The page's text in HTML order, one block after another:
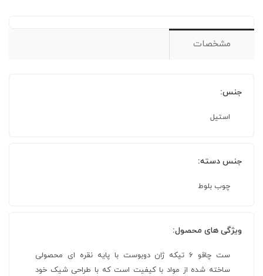
مشخصات
جنس:
استیل
جنس دسته:
چوب بلوط
ویژگی های محصول:
ست چاقو 6 تیکه ژان دوبوست با پایه نقره ای محصولی
ساخته شده از مواد با کیفیت است که با طراحی شیک خود